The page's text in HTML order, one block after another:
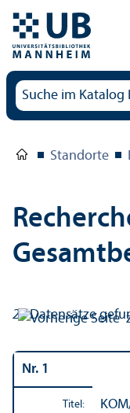
Standorte
29Datensätze
Nr. 1
Titel: